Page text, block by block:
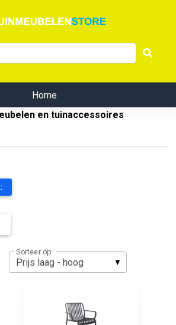
Home
en tuinaccessoires
Sorteer op: